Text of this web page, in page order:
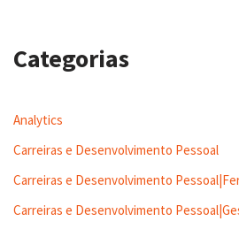
Categorias
Analytics
Carreiras e Desenvolvimento Pessoal
Carreiras e Desenvolvimento
Carreiras e Desenvolvimento